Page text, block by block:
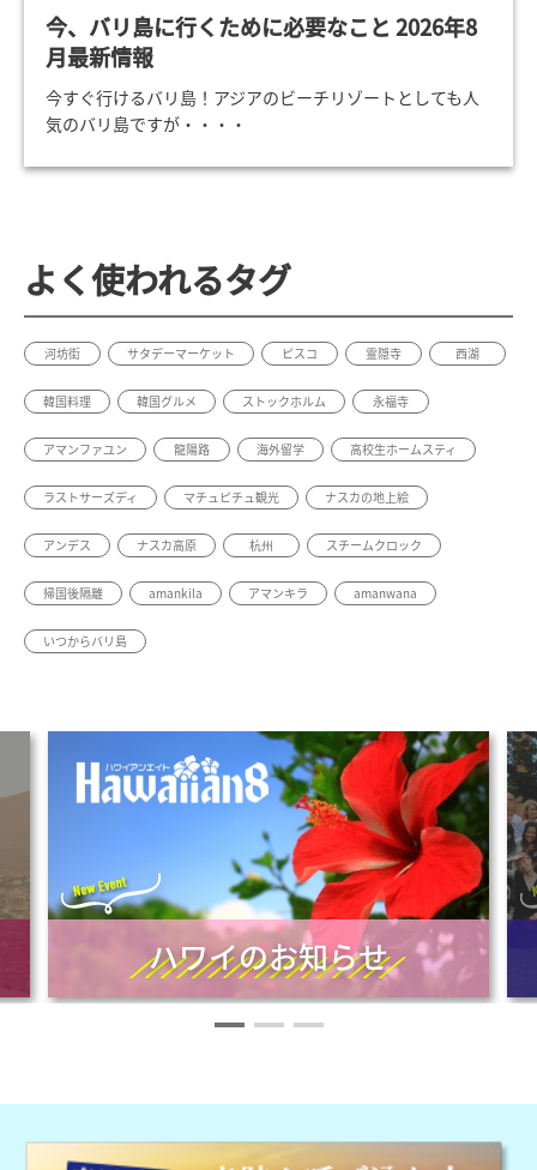
今、バリ島に行くために必要なこと 2026年8
月最新情報
今すぐ行けるバリ島！アジアのビーチリゾートとしても人
気のバリ島ですが・・・・
よく使われるタグ
河坊街 サタデーマーケット ピスコ 霊隠寺 西湖
韓国料理 韓国グルメ ストックホルム 永福寺
アマンファユン 龍陽路 海外留学 高校生ホームスティ
ラストサーズディ マチュピチュ観光 ナスカの地上絵
アンデス ナスカ高原 杭州 スチームクロック
帰国後隔離 amankila アマンキラ amanwana
いつからバリ島
ハワイのお知らせ